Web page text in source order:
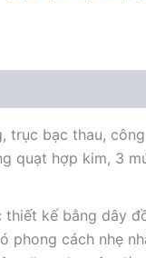
trục bạc thau,
quạt hợp kim, 3
kế bằng dây
cách nhẹ